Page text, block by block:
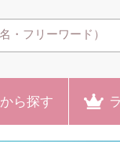
から探す